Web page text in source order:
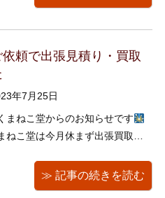
頼で出張見積り・買取
年7月25日
まねこ堂からのお知らせです
ねこ堂は今月休まず出張買取を
らのご依頼で、江戸川区葛西に
見積り・買取をさせていただき
≫ 記事の続きを読む